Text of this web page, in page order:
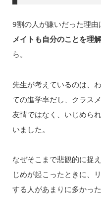
9割の人が嫌いだった理由
メイトも自分のことを理
ら。
先生が考えているのは、
ての進学率だし、クラス
友情ではなく、いじめら
いました。
なぜそこまで悲観的に捉
じめが起こったときに、
する人があまりに多かっ